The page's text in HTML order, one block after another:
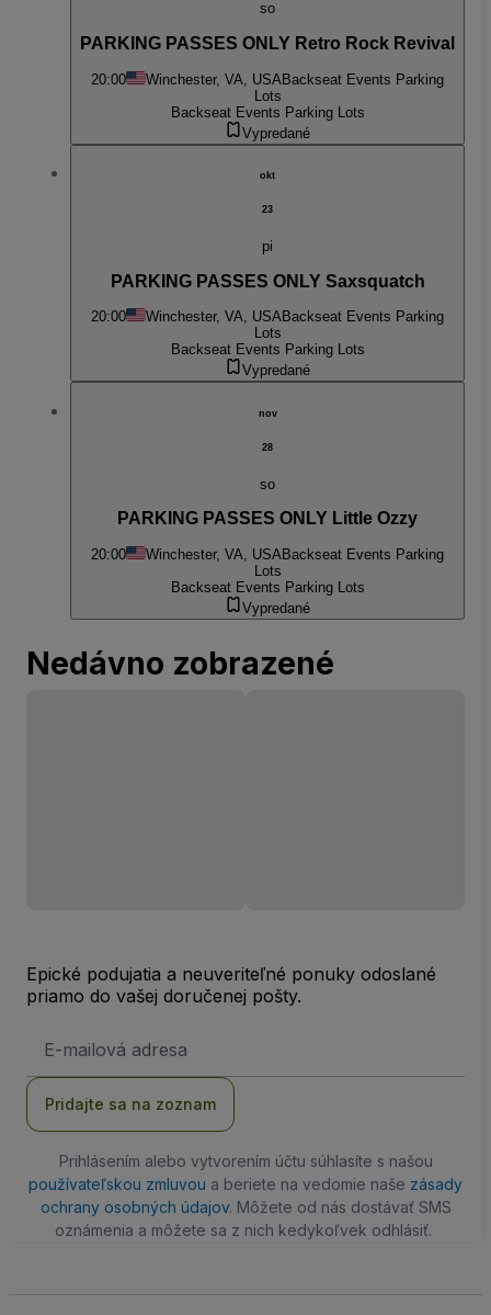
so
PARKING PASSES ONLY Retro Rock Revival
20:00 Winchester, VA, USABackseat Events Parking
Lots
Backseat Events Parking Lots
Vypredané
okt
23
pi
PARKING PASSES ONLY Saxsquatch
20:00 Winchester, VA, USABackseat Events Parking
Lots
Backseat Events Parking Lots
Vypredané
nov
28
so
PARKING PASSES ONLY Little Ozzy
20:00 Winchester, VA, USA Backseat Events Parking
Lots
Backseat Events Parking Lots
Vypredané
Nedávno zobrazené
Epické podujatia a neuveriteľné ponuky odoslané
priamo do vašej doručenej pošty.
mailová
Pridajte sa na zoznam
Prihlásením alebo vytvorením účtu súhlasíte s našou
používateľskou zmluvou a beriete na vedomie naše zásady
ochrany osobných údajov. Môžete od nás dostávať SMS
oznámenia a môžete sa z nich kedykoľvek odhlásiť.